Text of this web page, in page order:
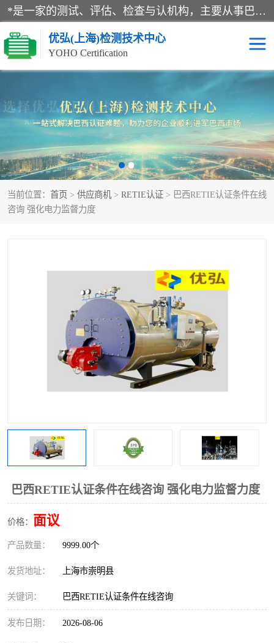
*是一家的测试、评估、检查与认机构，主要从事巴西NR10认证、NR12认证、NR13认证；ANATEL认证、INMTRO认证，欧盟CE认证：MD认证，PED认证，MID认证，ATEX认证，德国蓝色天使认证。
优弘(上海)检测技术中心
YOHO Certification
当前位置： 首页 > 供应商机 > RETIE认证 > 巴西RETIE认证条件在线
咨询 强化电力监督力度
巴西RETIE认证条件在线咨询 强化电力监督力度
价格： 面议
产品数量： 9999.00个
发货地址： 上海市崇明县
关键词： 巴西RETIE认证条件在线咨询
发布日期： 2026-08-06
RECYCLASS认证 NR10认证
NR12认证 NR13认证
ART认证 巴西NR认证
巴西认证 RETIE认证